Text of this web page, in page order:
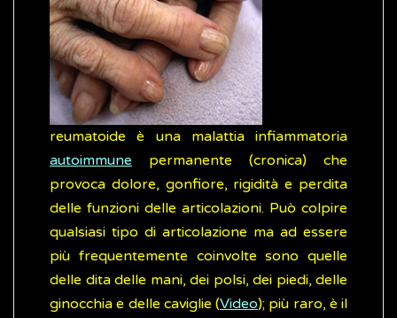
reumatoide è una malattia infiammatoria
autoimmune permanente (cronica) che
provoca dolore, gonfiore, rigidità e perdita
delle funzioni delle articolazioni. Può colpire
qualsiasi tipo di articolazione ma ad essere
più frequentemente coinvolte sono quelle
delle dita delle mani, dei polsi, dei piedi, delle
ginocchia e delle caviglie (Video); più raro, è il